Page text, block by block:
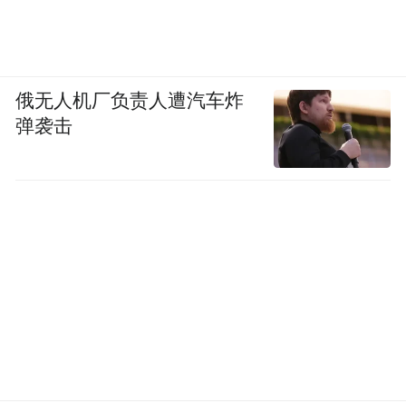
俄无人机厂负责人遭汽车炸
弹袭击